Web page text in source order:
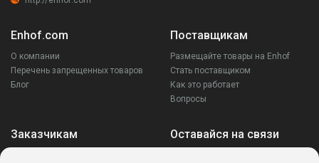
Enhof.com
О компании
Перечень запрещенных товаров
Блог
Поставщикам
Размещайте товары на Enhof
Стать поставщиком
Как это работает
Вопросы
Заказчикам Оставайся на связи